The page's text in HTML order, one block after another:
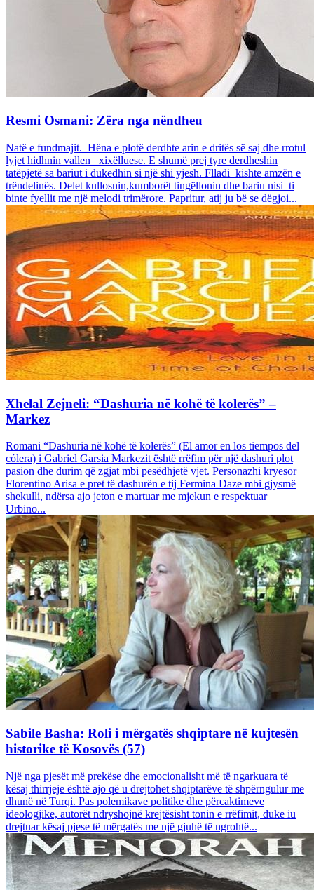
Resmi Osmani: Zëra nga nëndheu
Natë e fundmajit. Hëna e plotë derdhte arin e dritës së saj dhe rrotul
lyjet hidhnin vallen xixëlluese. E shumë prej tyre derdheshin
tatëpjetë sa bariut i dukedhin si një shi yjesh. Flladi kishte amzën e
trëndelinës. Delet kullosnin,kumborët tingëllonin dhe bariu nisi ti
binte fyellit me një melodi trimërore. Papritur, atij ju bë se dëgjoi...
Xhelal Zejneli: “Dashuria në kohë të kolerës” –
Markez
Romani “Dashuria në kohë të kolerës” (El amor en los tiempos del
cólera) i Gabriel Garsia Markezit është rrëfim për një dashuri plot
pasion dhe durim që zgjat mbi pesëdhjetë vjet. Personazhi kryesor
Florentino Arisa e pret të dashurën e tij Fermina Daze mbi gjysmë
shekulli, ndërsa ajo jeton e martuar me mjekun e respektuar
Urbino...
Sabile Basha: Roli i mërgatës shqiptare në kujtesën
historike të Kosovës (57)
Një nga pjesët më prekëse dhe emocionalisht më të ngarkuara të
kësaj thirrjeje është ajo që u drejtohet shqiptarëve të shpërngulur me
dhunë në Turqi. Pas polemikave politike dhe përcaktimeve
ideologjike, autorët ndryshojnë krejtësisht tonin e rrëfimit, duke iu
drejtuar kësaj pjese të mërgatës me një gjuhë të ngrohtë...